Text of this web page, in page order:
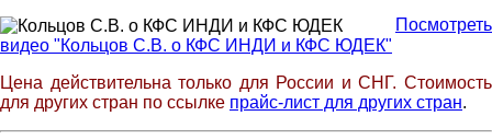
Посмотреть
видео "Кольцов С.В. о КФС ИНДИ и КФС ЮДЕК"
Цена действительна только для России и СНГ. Стоимость
для других стран по ссылке прайс-лист для других стран.